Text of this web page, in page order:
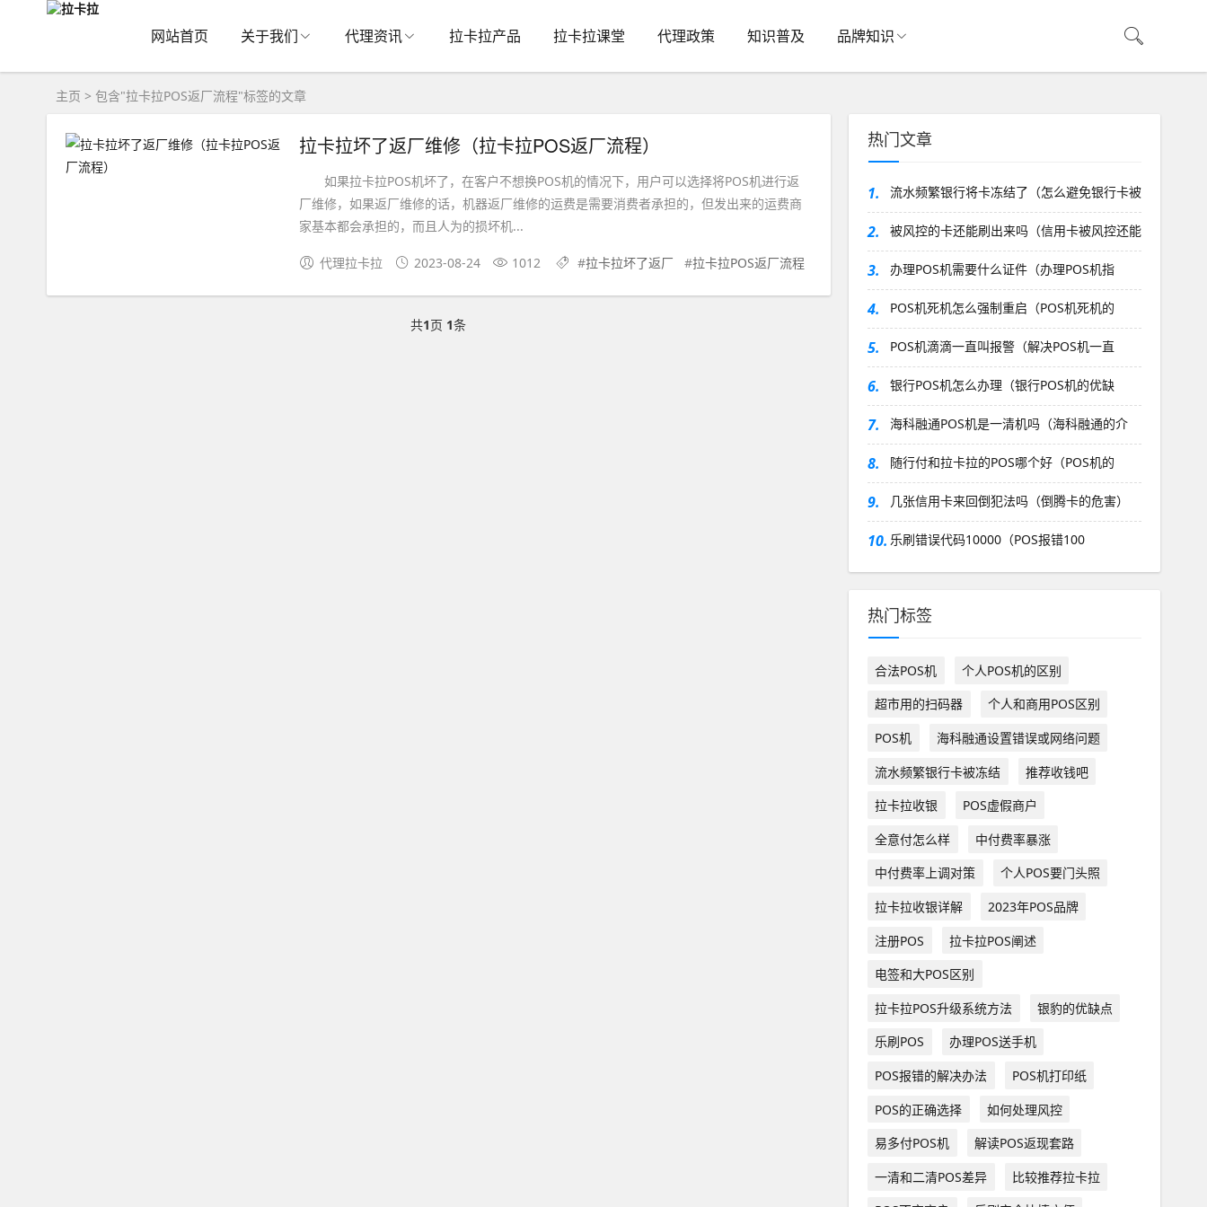
网站首页 关于我们 代理资讯 拉卡拉产品 拉卡拉课堂 代理政策 知识普及 品牌知识
主页 > 包含"拉卡拉POS返厂流程"标签的文章
拉卡拉坏了返厂维修（拉卡拉POS返厂流程）
如果拉卡拉POS机坏了，在客户不想换POS机的情况下，用户可以选择将POS机进行返
厂维修，如果返厂维修的话，机器返厂维修的运费是需要消费者承担的，但发出来的运费商
家基本都会承担的，而且人为的损坏机...
代理拉卡拉 2023-08-24 1012 #拉卡拉坏了返厂 #拉卡拉POS返厂流程
共1页 1条
热门文章
1. 流水频繁银行将卡冻结了（怎么避免银行卡被
2. 被风控的卡还能刷出来吗（信用卡被风控还能
3. 办理POS机需要什么证件（办理POS机指
4. POS机死机怎么强制重启（POS机死机的
5. POS机滴滴一直叫报警（解决POS机一直
6. 银行POS机怎么办理（银行POS机的优缺
7. 海科融通POS机是一清机吗（海科融通的介
8. 随行付和拉卡拉的POS哪个好（POS机的
9. 几张信用卡来回倒犯法吗（倒腾卡的危害）
10. 乐刷错误代码10000（POS报错100
热门标签
合法POS机
个人POS机的区别
超市用的扫码器
个人和商用POS区别
POS机
海科融通设置错误或网络问题
流水频繁银行卡被冻结
推荐收钱吧
拉卡拉收银
POS虚假商户
全意付怎么样
中付费率暴涨
中付费率上调对策
个人POS要门头照
拉卡拉收银详解
2023年POS品牌
注册POS
拉卡拉POS阐述
电签和大POS区别
拉卡拉POS升级系统方法
银豹的优缺点
乐刷POS
办理POS送手机
POS报错的解决办法
POS机打印纸
POS的正确选择
如何处理风控
易多付POS机
解读POS返现套路
一清和二清POS差异
比较推荐拉卡拉